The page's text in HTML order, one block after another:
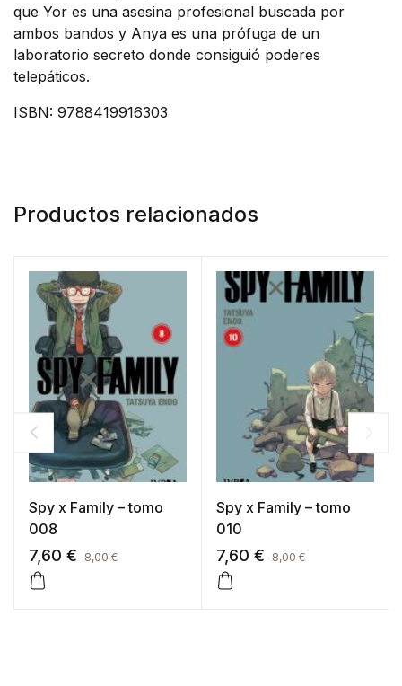
que Yor es una asesina profesional buscada por
ambos bandos y Anya es una prófuga de un
laboratorio secreto donde consiguió poderes
telepáticos.
ISBN: 9788419916303
Productos relacionados
Spy x Family – tomo
008
7,60 € 8,00€
Spy x Family – tomo
010
7,60 € 8,00€